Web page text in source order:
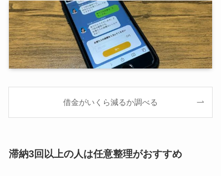
借金がいくら減るか調べる
滞納3回以上の人は任意整理がおすすめ